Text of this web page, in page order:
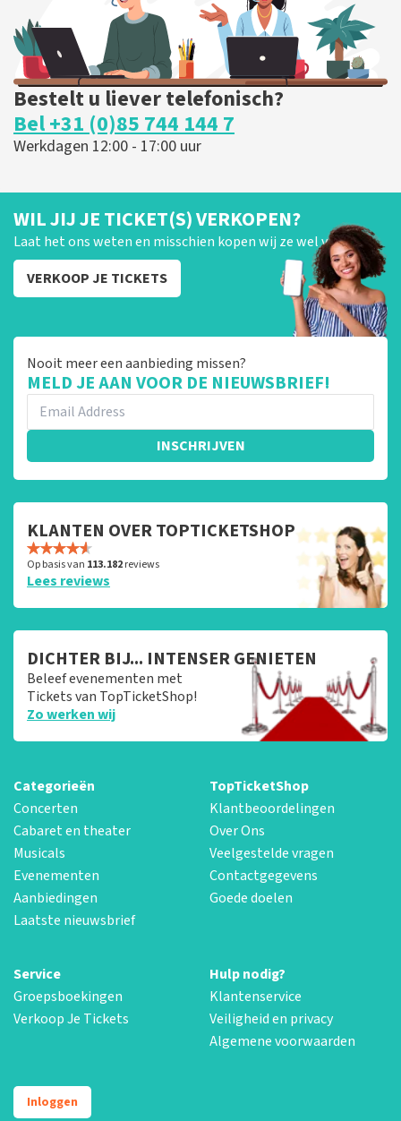
Bestelt u liever telefonisch?
Bel +31 (0)85 744 144 7
Werkdagen 12:00 - 17:00 uur
WIL JIJ JE TICKET(S) VERKOPEN?
Laat het ons weten en misschien kopen wij ze wel van je!
VERKOOP JE TICKETS
Nooit meer een aanbieding missen?
MELD JE AAN VOOR DE NIEUWSBRIEF!
INSCHRIJVEN
KLANTEN OVER TOPTICKETSHOP
Op basis van 113.182reviews
Lees reviews
DICHTER BIJ... INTENSER GENIETEN
Beleef evenementen met
Tickets van TopTicketShop!
Zo werken wij
Categorieën
Concerten
Cabaret en theater
Musicals
Evenementen
Aanbiedingen
Laatste nieuwsbrief
TopTicketShop
Klantbeoordelingen
Over Ons
Veelgestelde vragen
Contactgegevens
Goede doelen
Service
Groepsboekingen
Verkoop Je Tickets
Hulp nodig?
Klantenservice
Veiligheid en privacy
Algemene voorwaarden
Inloggen